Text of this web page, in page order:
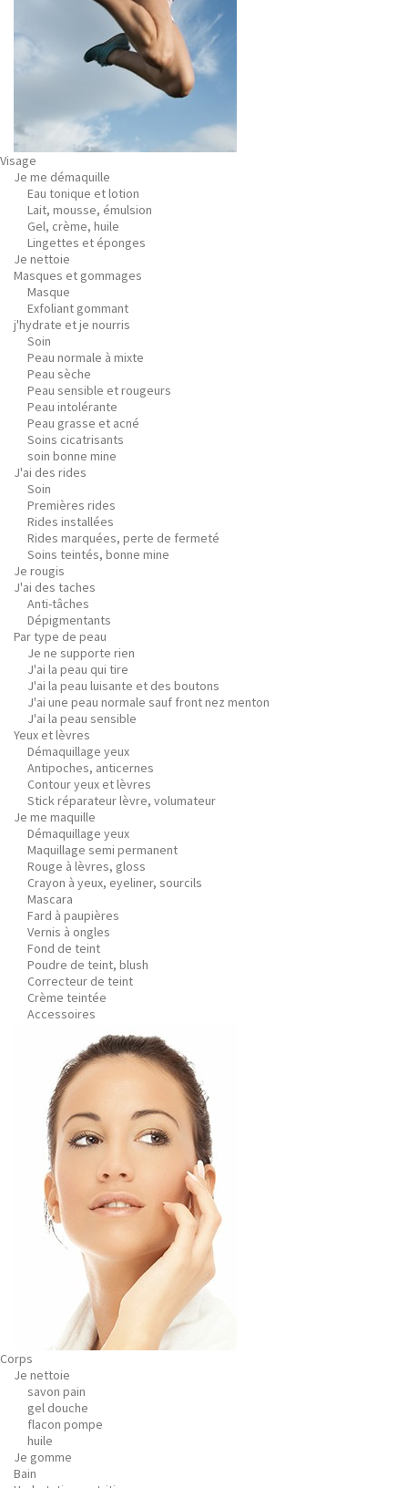
Visage
Je me démaquille
Eau tonique et lotion
Lait, mousse, émulsion
Gel, crème, huile
Lingettes et éponges
Je nettoie
Masques et gommages
Masque
Exfoliant gommant
j'hydrate et je nourris
Soin
Peau normale à mixte
Peau sèche
Peau sensible et rougeurs
Peau intolérante
Peau grasse et acné
Soins cicatrisants
soin bonne mine
J'ai des rides
Soin
Premières rides
Rides installées
Rides marquées, perte de fermeté
Soins teintés, bonne mine
Je rougis
J'ai des taches
Anti-tâches
Dépigmentants
Par type de peau
Je ne supporte rien
J'ai la peau qui tire
J'ai la peau luisante et des boutons
J'ai une peau normale sauf front nez menton
J'ai la peau sensible
Yeux et lèvres
Démaquillage yeux
Antipoches, anticernes
Contour yeux et lèvres
Stick réparateur lèvre, volumateur
Je me maquille
Démaquillage yeux
Maquillage semi permanent
Rouge à lèvres, gloss
Crayon à yeux, eyeliner, sourcils
Mascara
Fard à paupières
Vernis à ongles
Fond de teint
Poudre de teint, blush
Correcteur de teint
Crème teintée
Accessoires
Corps
Je nettoie
savon pain
gel douche
flacon pompe
huile
Je gomme
Bain